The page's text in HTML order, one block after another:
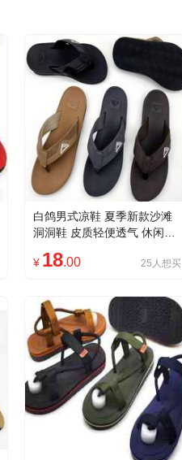
白鸽男式凉鞋 夏季新款沙滩
洞洞鞋 皮质轻便透气 休闲户
¥ 18.00 25人想买